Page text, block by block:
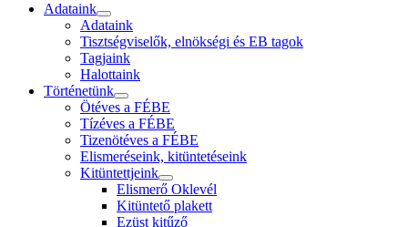
Adataink
Adataink
Tisztségviselők, elnökségi és EB tagok
Tagjaink
Halottaink
Történetünk
Ötéves a FÉBE
Tízéves a FÉBE
Tizenötéves a FÉBE
Elismeréseink, kitüntetéseink
Kitüntettjeink
Elismerő Oklevél
Kitüntető plakett
Ezüst kitűző